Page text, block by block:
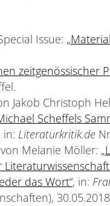
Issue:
zeitgenössischer
Jakob Christoph
Scheffels
in: Literaturkritik.de
Melanie Möller:
das Wort“, in: